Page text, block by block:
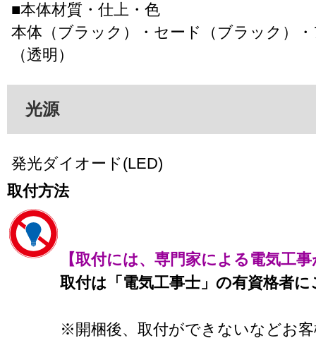
■本体材質・仕上・色
本体（ブラック）・セード（ブラック）
（透明）
光源
発光ダイオード(LED)
取付方法
【取付には、専門家による電気工
取付は「電気工事士」の有資格者
※開梱後、取付ができないなどお